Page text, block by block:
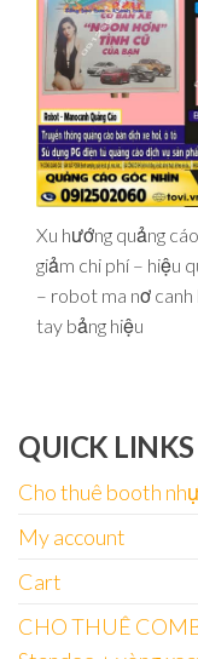
Xu hướng quảng
giảm chi phí – hiệu
– robot ma nơ canh
tay bảng hiệu
QUICK LINKS
Cho thuê booth
My account
Cart
CHO THUÊ